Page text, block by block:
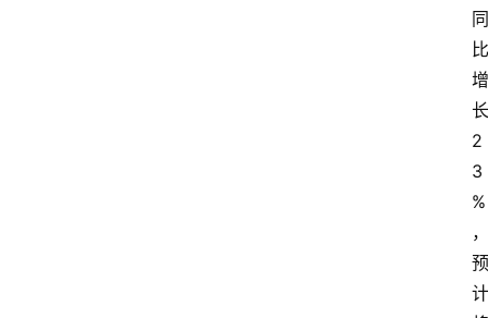
同
比
增
长
2
3
%
，
预
计